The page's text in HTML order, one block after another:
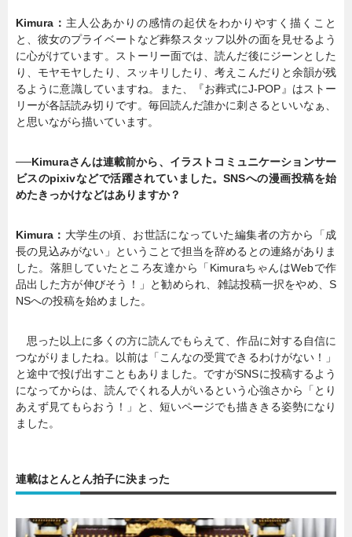
Kimura： 主人公あかりの感情の起伏をわかりやすく描くこと
と、彼女のプライベートなど葬祭スタッフ以外の面を見せるよう
に心がけています。ストーリー面では、読んだ後にジーンとした
り、モヤモヤしたり、スッキリしたり、考えこんだりと余韻が残
るように意識していますね。また、『お葬式にJ-POP』はストー
リーが各話読み切りです。毎回読んだ誰かに刺さるといいなぁ、
と思いながら描いています。
──Kimuraさんは連載前から、イラストコミュニケーションサー
ビスのpixivなどで活躍されていました。SNSへの漫画投稿を始
めたきっかけなどはありますか？
Kimura： 大学生の頃、お世話になっていた編集者の方から「成
長の見込みがない」ということで担当を辞めるとの連絡がありま
した。落胆していたところ友達から「KimuraちゃんはWebで作
品出した方が伸びそう！」と勧められ、雑誌投稿一択をやめ、S
NSへの投稿を始めました。
思った以上に多くの方に読んでもらえて、作品に対する自信に
つながりましたね。以前は「こんなの受賞できるわけがない！」
と途中で投げ出すこともありました。ですがSNSに投稿するよう
になってからは、読んでくれる人がいるという心強さから「とり
あえず見てもらおう！」と、短いページでも描ききる姿勢になり
ました。
連載はとんとん拍子に決まった